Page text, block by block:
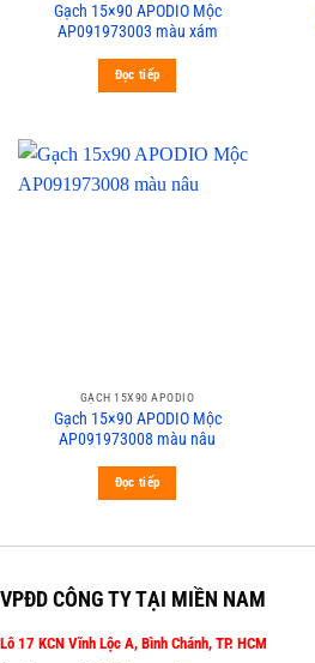
Gạch 15×90 APODIO Mộc
AP091973003 màu xám
Đọc tiếp
GẠCH 15X90 APODIO
Gạch 15×90 APODIO Mộc
AP091973008 màu nâu
Đọc tiếp
VPĐD CÔNG TY TẠI MIỀN NAM
Lô 17 KCN Vĩnh Lộc A, Bình Chánh, TP. HCM